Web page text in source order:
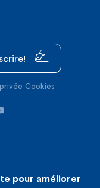
Cookies
: Expansion
pour améliorer